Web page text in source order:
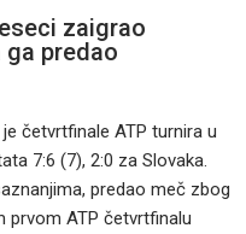
zaigrao
predao
četvrtfinale ATP turnira u
7:6 (7), 2:0 za Slovaka.
predao meč zbog
prvom ATP četvrtfinalu